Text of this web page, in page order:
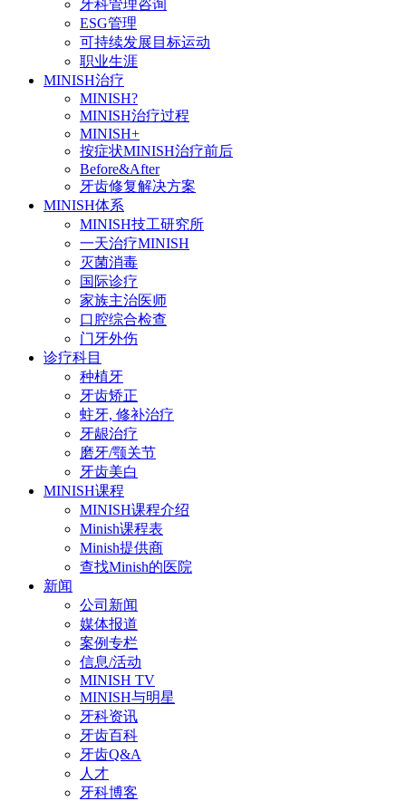
牙科管理咨询
ESG管理
可持续发展目标运动
职业生涯
MINISH治疗
MINISH?
MINISH治疗过程
MINISH+
按症状MINISH治疗前后
Before&After
牙齿修复解决方案
MINISH体系
MINISH技工研究所
一天治疗MINISH
灭菌消毒
国际诊疗
家族主治医师
口腔综合检查
门牙外伤
诊疗科目
种植牙
牙齿矫正
蛀牙, 修补治疗
牙龈治疗
磨牙/颚关节
牙齿美白
MINISH课程
MINISH课程介绍
Minish课程表
Minish提供商
查找Minish的医院
新闻
公司新闻
媒体报道
案例专栏
信息/活动
MINISH TV
MINISH与明星
牙科资讯
牙齿百科
牙齿Q&A
人才
牙科博客